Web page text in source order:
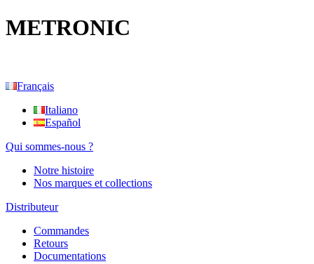
METRONIC
Français
Italiano
Español
Qui sommes-nous ?
Notre histoire
Nos marques et collections
Distributeur
Commandes
Retours
Documentations